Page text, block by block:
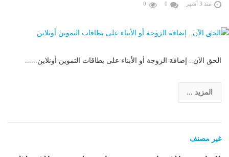
منذ 3 أشهر 0
0
الحق الآن.. إضافة الزوجة أو الأبناء على بطاقات التموين أونلاين......
المزيد ...
غير مصنف